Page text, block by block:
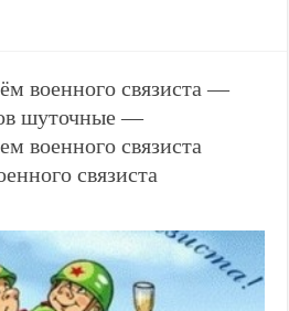
военного связиста —
шуточные —
военного связиста
связиста